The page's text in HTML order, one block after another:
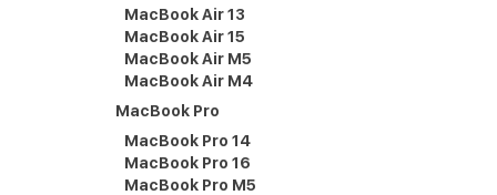
MacBook Air 13
MacBook Air 15
MacBook Air M5
MacBook Air M4
MacBook Pro
MacBook Pro 14
MacBook Pro 16
MacBook Pro M5